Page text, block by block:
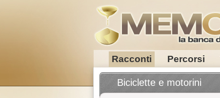
Racconti Percorsi
Biciclette e motorini